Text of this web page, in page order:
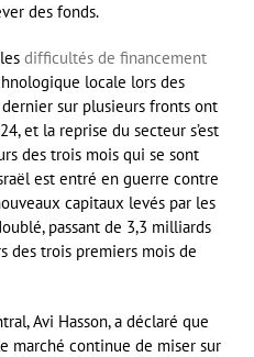
des fonds.
difficultés de financement
locale lors des
sur plusieurs fronts ont
et la reprise du secteur s’est
des trois mois qui se sont
est entré en guerre contre
capitaux levés par les
passant de 3,3 milliards
des trois premiers mois de
Avi Hasson, a déclaré que
marché continue de miser sur